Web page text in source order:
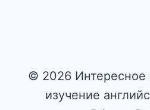
© 2026 Интересное
изучение